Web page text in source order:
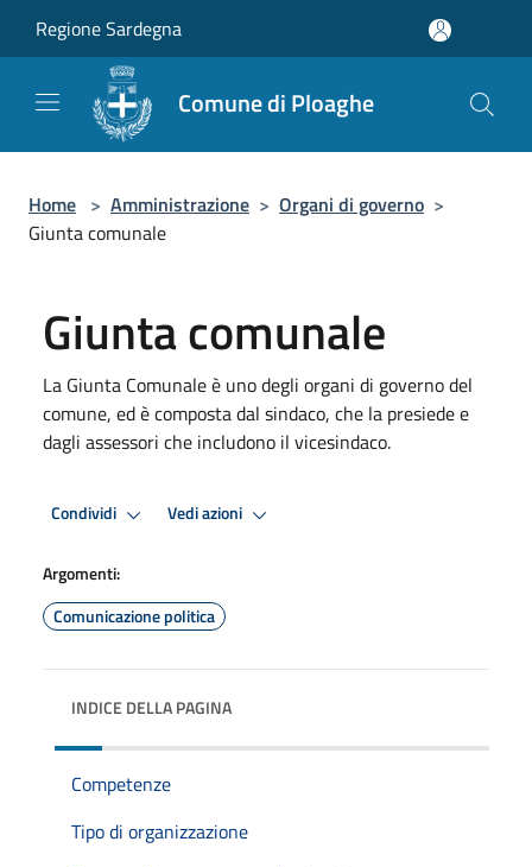
Regione Sardegna
Comune di Ploaghe
Home > Amministrazione > Organi di governo >
Giunta comunale
Giunta comunale
La Giunta Comunale è uno degli organi di governo del
comune, ed è composta dal sindaco, che la presiede e
dagli assessori che includono il vicesindaco.
Condividi Vedi azioni
Argomenti:
Comunicazione politica
INDICE DELLA PAGINA
Competenze
Tipo di organizzazione